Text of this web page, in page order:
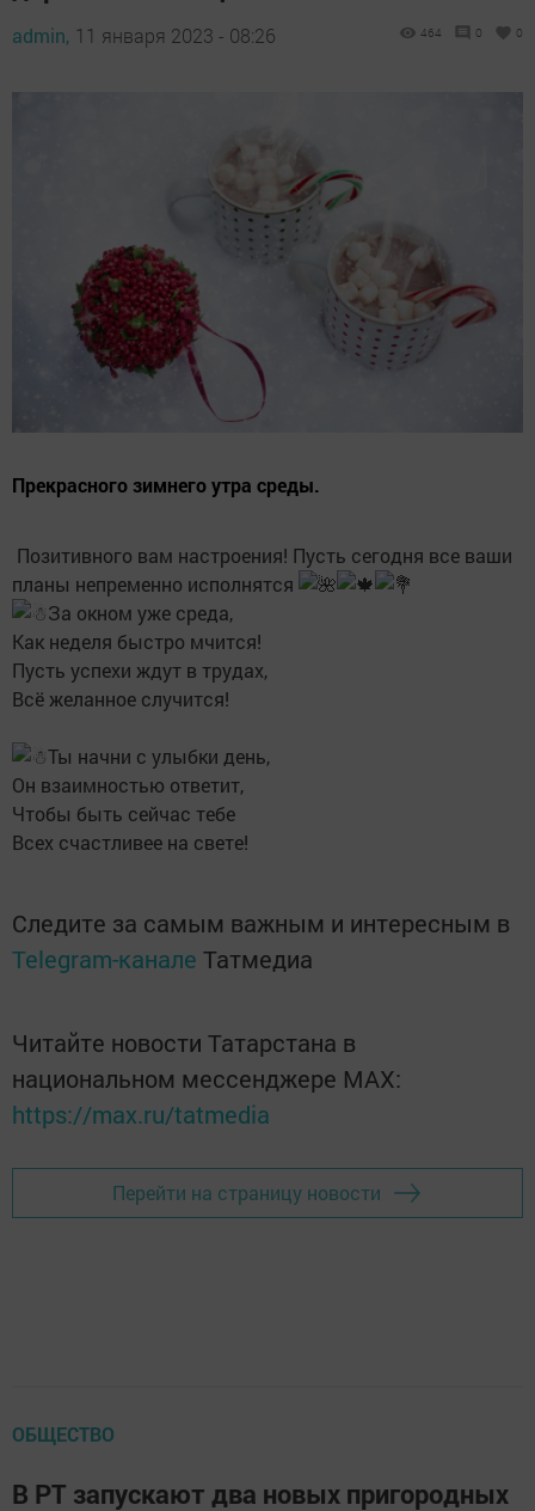
admin, 11 января 2023 - 08:26 464 0 0
Прекрасного зимнего утра среды.
Позитивного вам настроения! Пусть сегодня все ваши
планы непременно исполнятся
За окном уже среда,
Как неделя быстро мчится!
Пусть успехи ждут в трудах,
Всё желанное случится!
Ты начни с улыбки день,
Он взаимностью ответит,
Чтобы быть сейчас тебе
Всех счастливее на свете!
Следите за самым важным и интересным в
Telegram-канале Татмедиа
Читайте новости Татарстана в
национальном мессенджере MАХ:
https://max.ru/tatmedia
Перейти на страницу новости
ОБЩЕСТВО
В РТ запускают два новых пригородных